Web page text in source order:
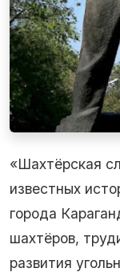
«Шахтёрская
известных
города
шахтёров,
развития